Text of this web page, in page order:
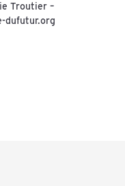
–
dufutur.org